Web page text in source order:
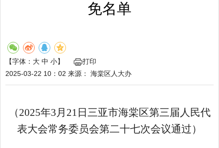
免名单
【字体： 大 中 小】
打印
2025-03-22 10：02 来源： 海棠区人大办
（2025年3月21日三亚市海棠区第三届人民代
表大会常务委员会第二十七次会议通过）